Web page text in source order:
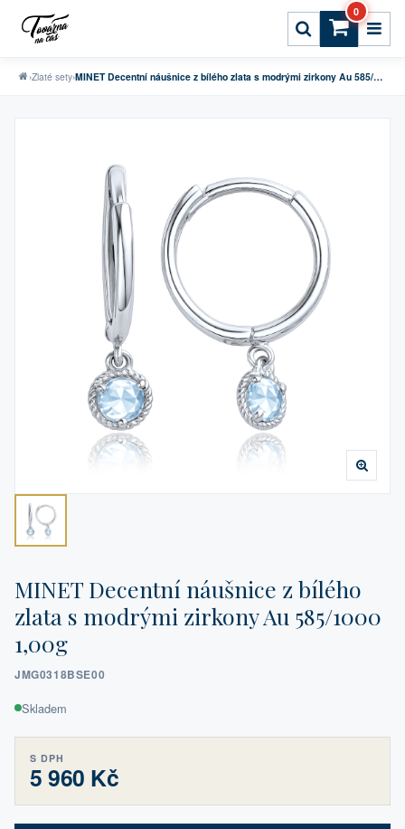
0
›Zlaté sety› MINET Decentní náušnice z bílého zlata s modrými zirkony Au 585/1000 1,00g
MINET Decentní náušnice z bílého
zlata s modrými zirkony Au 585/1000
1,00g
JMG0318BSE00
Skladem
S DPH
5 960 Kč